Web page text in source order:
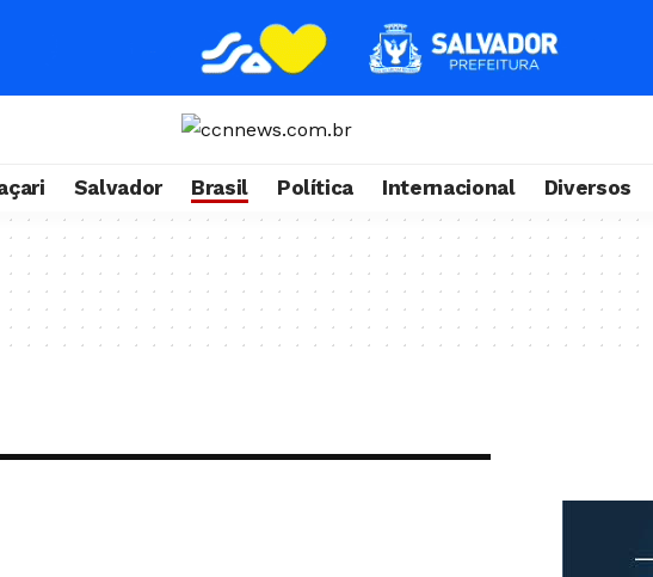
Salvador Brasil Política Internacional Diversos